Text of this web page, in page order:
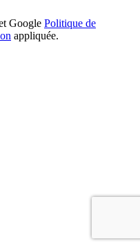
Google Politique de
appliquée.